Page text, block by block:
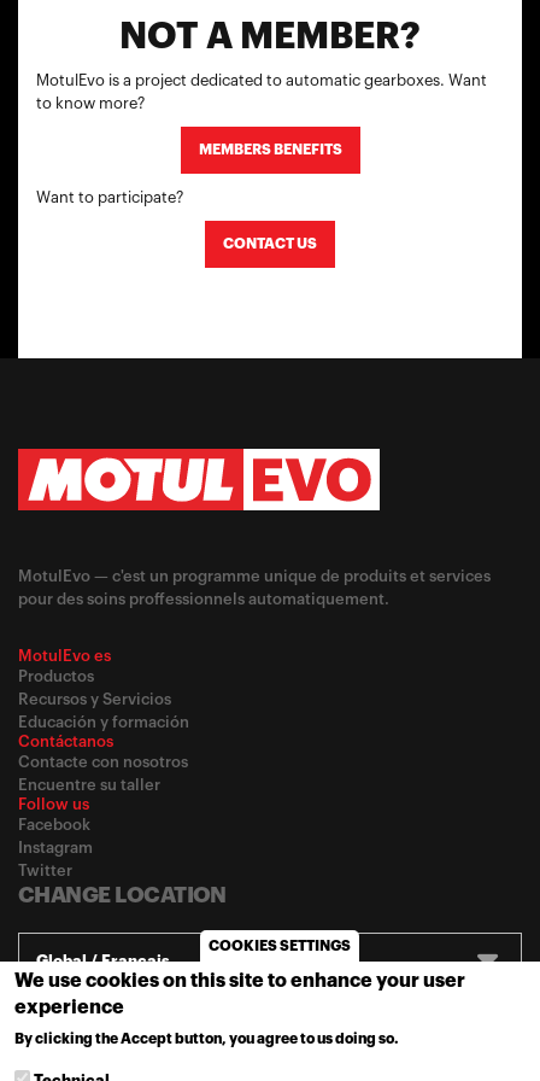
NOT A MEMBER?
MotulEvo is a project dedicated to automatic gearboxes. Want
to know more?
MEMBERS BENEFITS
Want to participate?
CONTACT US
MotulEvo — c'est un programme unique de produits et services
pour des soins proffessionnels automatiquement.
MotulEvo es
Productos
Recursos y Servicios
Educación y formación
Contáctanos
Contacte con nosotros
Encuentre su taller
Follow us
Facebook
Instagram
Twitter
CHANGE LOCATION
Global / Français
© 2020Motul-Privacy policy
COOKIES SETTINGS
We use cookies on this site to enhance your user
experience
By clicking the Accept button, you agree to us doing so.